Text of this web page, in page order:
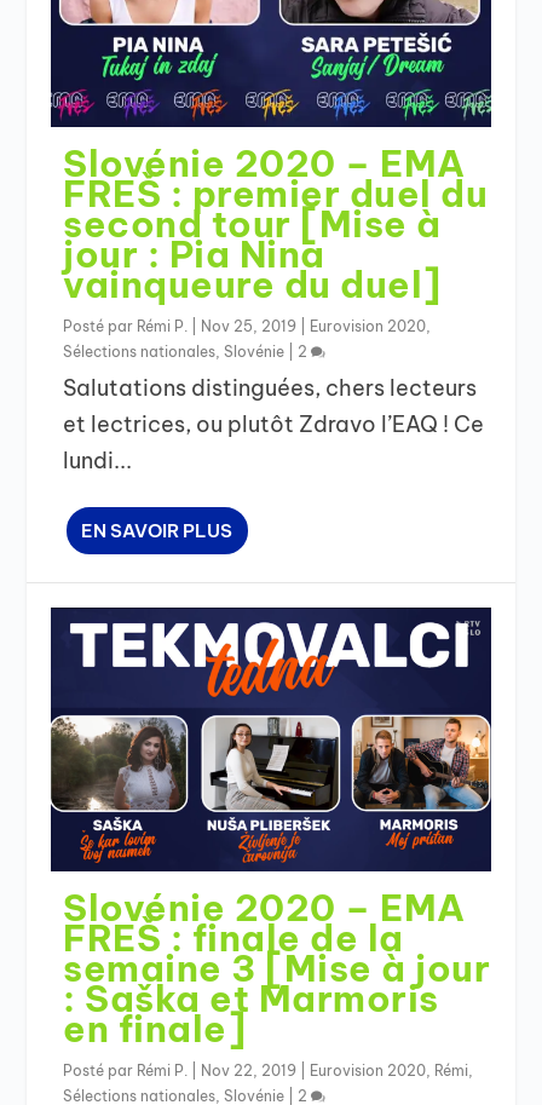
Slovénie 2020 – EMA
FREŠ : premier duel du
second tour [Mise à
jour : Pia Nina
vainqueure du duel]
Posté par Rémi P. Nov 25, 2019 Eurovision 2020,
Sélections nationales,Slovénie 2
Salutations distinguées, chers lecteurs
et lectrices, ou plutôt Zdravo l’EAQ ! Ce
lundi...
EN SAVOIR PLUS
Slovénie 2020 – EMA
FREŠ : finale de la
semaine 3 [Mise à jour
: Saška et Marmoris
en finale]
Posté par Rémi P. Nov 22, 2019 Eurovision 2020 Rémi
Sélections nationales ,Slovénie 2